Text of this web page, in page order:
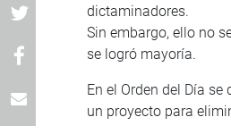
dictaminadores.
Sin embargo, ello no
se logró mayoría.
En el Orden del Día
un proyecto para